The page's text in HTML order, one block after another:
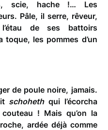
scie, hache !… Les
Pâle, il serre, rêveur,
de ses battoirs
les pommes d’un
de poule noire, jamais.
schohethqui l’écorcha
! Mais qu’on la
ardée déjà comme